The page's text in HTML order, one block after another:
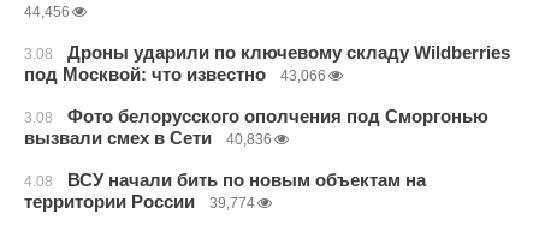
44,456
3.08
Дроны ударили по ключевому складу Wildberries
под Москвой: что известно
43,066
3.08
Фото белорусского ополчения под Сморгонью
вызвали смех в Сети
40,836
4.08
ВСУ начали бить по новым объектам на
территории России
39,774